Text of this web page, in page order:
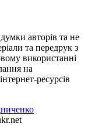
авторів та не
та передрук з
використанні
на
ресурсів